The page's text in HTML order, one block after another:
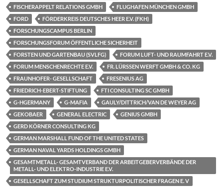
FISCHERAPPELT RELATIONS GMBH
FLUGHAFEN MÜNCHEN GMBH
FORD
FÖRDERKREIS DEUTSCHES HEER E.V. (FKH)
FORSCHUNGSCAMPUS BERLIN
FORSCHUNGSFORUM ÖFFENTLICHE SICHERHEIT
FORSTEN UND GARTENBAU (SVLFG)
FORUM LUFT- UND RAUMFAHRT E.V.
FORUM MENSCHENRECHTE E.V.
FR. LÜRSSEN WERFT GMBH & CO. KG
FRAUNHOFER- GESELLSCHAFT
FRESENIUS AG
FRIEDRICH-EBERT-STIFTUNG
FTI CONSULTING SC GMBH
G-HGERMANY
G-MAFIA
GAULY/DITTRICH/VAN DE WEYER AG
GEKOBAER
GENERAL ELECTRIC
GENIUS GMBH
GERD KÖRNER CONSULTING KG
GERMAN MARSHALL FUND OF THE UNITED STATES
GERMAN NAVAL YARDS HOLDINGS GMBH
GESAMTMETALL- GESAMTVERBAND DER ARBEITGEBERVERBÄNDE DER
METALL- UND ELEKTRO-INDUSTRIE E.V.
GESELLSCHAFT ZUM STUDIUM STRUKTURPOLITISCHER FRAGEN E. V